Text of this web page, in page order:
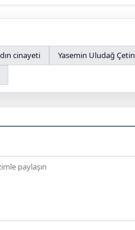
cinayeti Yasemin Uludağ Çetin